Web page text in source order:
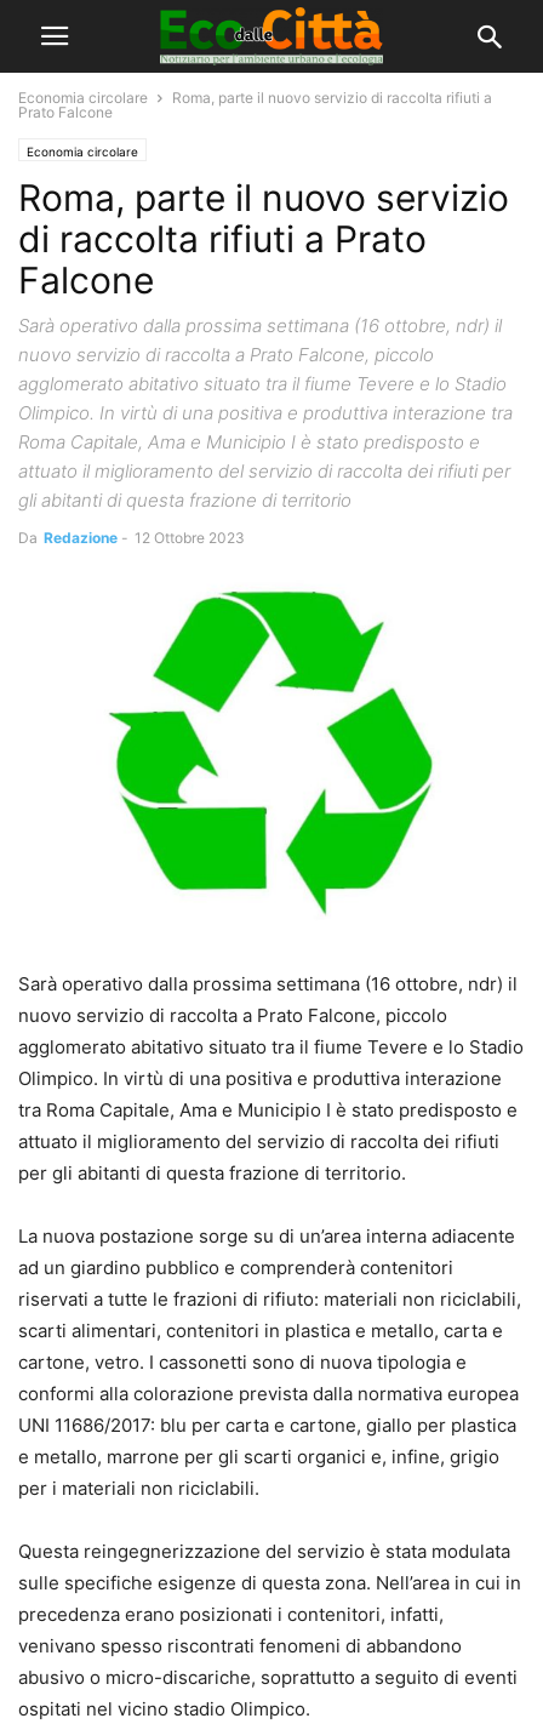
Economia circolare
Roma, parte il nuovo servizio di raccolta rifiuti a
Prato Falcone
Economia circolare
Roma, parte il nuovo servizio
di raccolta rifiuti a Prato
Falcone
Sarà operativo dalla prossima settimana (16 ottobre, ndr) il
nuovo servizio di raccolta a Prato Falcone, piccolo
agglomerato abitativo situato tra il fiume Tevere e lo Stadio
Olimpico. In virtù di una positiva e produttiva interazione tra
Roma Capitale, Ama e Municipio I è stato predisposto e
attuato il miglioramento del servizio di raccolta dei rifiuti per
gli abitanti di questa frazione di territorio
Da Redazione - 12 Ottobre 2023
Sarà operativo dalla prossima settimana (16 ottobre, ndr) il
nuovo servizio di raccolta a Prato Falcone, piccolo
agglomerato abitativo situato tra il fiume Tevere e lo Stadio
Olimpico. In virtù di una positiva e produttiva interazione
tra Roma Capitale, Ama e Municipio I è stato predisposto e
attuato il miglioramento del servizio di raccolta dei rifiuti
per gli abitanti di questa frazione di territorio.
La nuova postazione sorge su di un’area interna adiacente
ad un giardino pubblico e comprenderà contenitori
riservati a tutte le frazioni di rifiuto: materiali non riciclabili,
scarti alimentari, contenitori in plastica e metallo, carta e
cartone, vetro. I cassonetti sono di nuova tipologia e
conformi alla colorazione prevista dalla normativa europea
UNI 11686/2017: blu per carta e cartone, giallo per plastica
e metallo, marrone per gli scarti organici e, infine, grigio
per i materiali non riciclabili.
Questa reingegnerizzazione del servizio è stata modulata
sulle specifiche esigenze di questa zona. Nell’area in cui in
precedenza erano posizionati i contenitori, infatti,
venivano spesso riscontrati fenomeni di abbandono
abusivo o micro-discariche, soprattutto a seguito di eventi
ospitati nel vicino stadio Olimpico.